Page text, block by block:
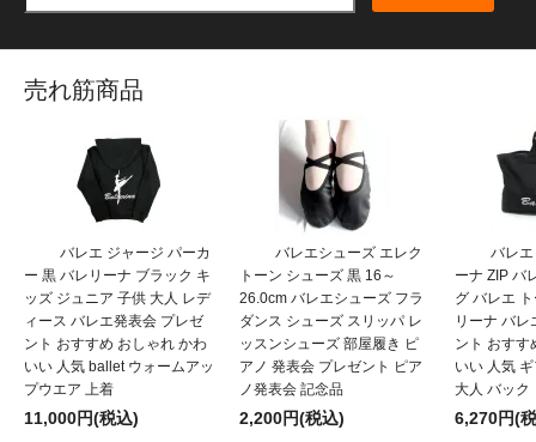
売れ筋商品
バレエ ジャージ パーカ
ー 黒 バレリーナ ブラック キ
ッズ ジュニア 子供 大人 レデ
ィース バレエ発表会 プレゼ
ント おすすめ おしゃれ かわ
いい 人気 ballet ウォームアッ
プウエア 上着
11,000円(税込)
バレエシューズ エレク
トーン シューズ 黒 16～
26.0cm バレエシューズ フラ
ダンス シューズ スリッパ レ
ッスンシューズ 部屋履き ピ
アノ 発表会 プレゼント ピア
ノ発表会 記念品
2,200円(税込)
バレ
ーナ ZIP バ
グ バレエ
リーナ バレ
ント おすす
いい 人気
大人 バック
6,270円(